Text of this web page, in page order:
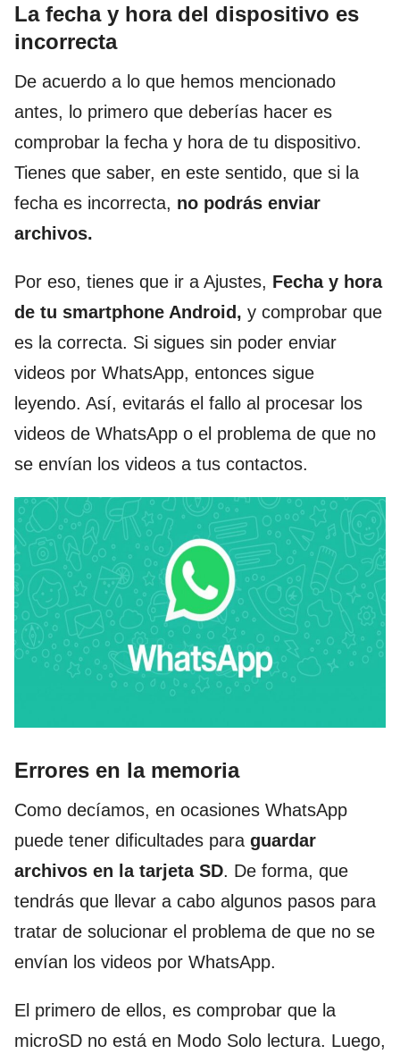
La fecha y hora del dispositivo es
incorrecta
De acuerdo a lo que hemos mencionado
antes, lo primero que deberías hacer es
comprobar la fecha y hora de tu dispositivo.
Tienes que saber, en este sentido, que si la
fecha es incorrecta, no podrás enviar
archivos.
Por eso, tienes que ir a Ajustes, Fecha y hora
de tu smartphone Android, y comprobar que
es la correcta. Si sigues sin poder enviar
videos por WhatsApp, entonces sigue
leyendo. Así, evitarás el fallo al procesar los
videos de WhatsApp o el problema de que no
se envían los videos a tus contactos.
Errores en la memoria
Como decíamos, en ocasiones WhatsApp
puede tener dificultades para guardar
archivos en la tarjeta SD. De forma, que
tendrás que llevar a cabo algunos pasos para
tratar de solucionar el problema de que no se
envían los videos por WhatsApp.
El primero de ellos, es comprobar que la
microSD no está en Modo Solo lectura. Luego,